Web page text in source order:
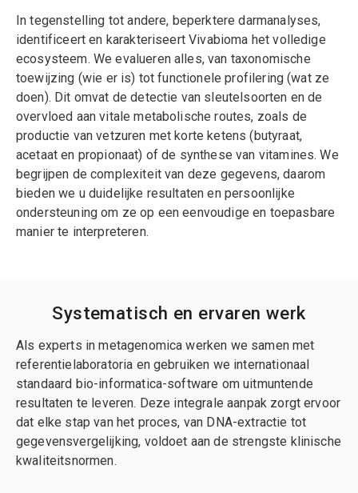
In tegenstelling tot andere, beperktere darmanalyses,
identificeert en karakteriseert Vivabioma het volledige
ecosysteem. We evalueren alles, van taxonomische
toewijzing (wie er is) tot functionele profilering (wat ze
doen). Dit omvat de detectie van sleutelsoorten en de
overvloed aan vitale metabolische routes, zoals de
productie van vetzuren met korte ketens (butyraat,
acetaat en propionaat) of de synthese van vitamines. We
begrijpen de complexiteit van deze gegevens, daarom
bieden we u duidelijke resultaten en persoonlijke
ondersteuning om ze op een eenvoudige en toepasbare
manier te interpreteren.
Systematisch en ervaren werk
Als experts in metagenomica werken we samen met
referentielaboratoria en gebruiken we internationaal
standaard bio-informatica-software om uitmuntende
resultaten te leveren. Deze integrale aanpak zorgt ervoor
dat elke stap van het proces, van DNA-extractie tot
gegevensvergelijking, voldoet aan de strengste klinische
kwaliteitsnormen.